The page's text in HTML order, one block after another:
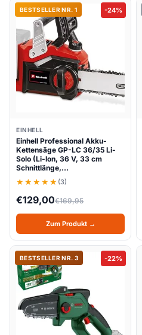
BESTSELLER NR. 1 -24%
EINHELL
Einhell Professional Akku-
Kettensäge GP-LC 36/35 Li-
Solo (Li-Ion, 36 V, 33 cm
Schnittlänge,…
(3)
€129,00€169,95
Zum Produkt →
BESTSELLER NR. 3 -22%